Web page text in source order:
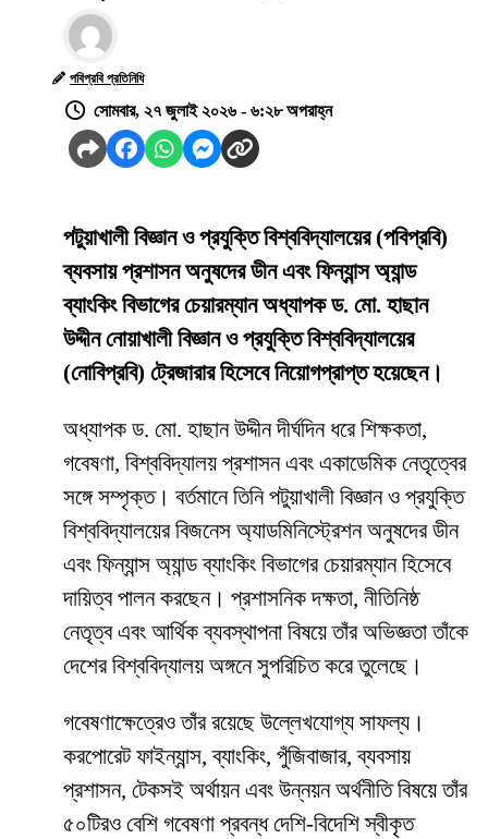
পবিপ্রবি প্রতিনিধি
সোমবার, ২৭ জুলাই ২০২৬ - ৬:২৮ অপরাহ্ন
পটুয়াখালী বিজ্ঞান ও প্রযুক্তি বিশ্ববিদ্যালয়ের (পবিপ্রবি)
ব্যবসায় প্রশাসন অনুষদের ডীন এবং ফিন্যান্স অ্যান্ড
ব্যাংকিং বিভাগের চেয়ারম্যান অধ্যাপক ড. মো. হাছান
উদ্দীন নোয়াখালী বিজ্ঞান ও প্রযুক্তি বিশ্ববিদ্যালয়ের
(নোবিপ্রবি) ট্রেজারার হিসেবে নিয়োগপ্রাপ্ত হয়েছেন।
অধ্যাপক ড. মো. হাছান উদ্দীন দীর্ঘদিন ধরে শিক্ষকতা,
গবেষণা, বিশ্ববিদ্যালয় প্রশাসন এবং একাডেমিক নেতৃত্বের
সঙ্গে সম্পৃক্ত। বর্তমানে তিনি পটুয়াখালী বিজ্ঞান ও প্রযুক্তি
বিশ্ববিদ্যালয়ের বিজনেস অ্যাডমিনিস্ট্রেশন অনুষদের ডীন
এবং ফিন্যান্স অ্যান্ড ব্যাংকিং বিভাগের চেয়ারম্যান হিসেবে
দায়িত্ব পালন করছেন। প্রশাসনিক দক্ষতা, নীতিনিষ্ঠ
নেতৃত্ব এবং আর্থিক ব্যবস্থাপনা বিষয়ে তাঁর অভিজ্ঞতা তাঁকে
দেশের বিশ্ববিদ্যালয় অঙ্গনে সুপরিচিত করে তুলেছে।
গবেষণাক্ষেত্রেও তাঁর রয়েছে উল্লেখযোগ্য সাফল্য।
করপোরেট ফাইন্যান্স, ব্যাংকিং, পুঁজিবাজার, ব্যবসায়
প্রশাসন, টেকসই অর্থায়ন এবং উন্নয়ন অর্থনীতি বিষয়ে তাঁর
৫০টিরও বেশি গবেষণা প্রবন্ধ দেশি-বিদেশি স্বীকৃত